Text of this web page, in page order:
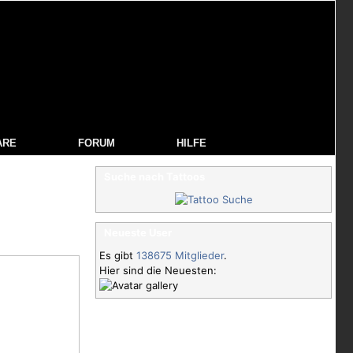
FORUM HILFE
Es gibt 138675 Mitglieder.
Hier sind die Neuesten: